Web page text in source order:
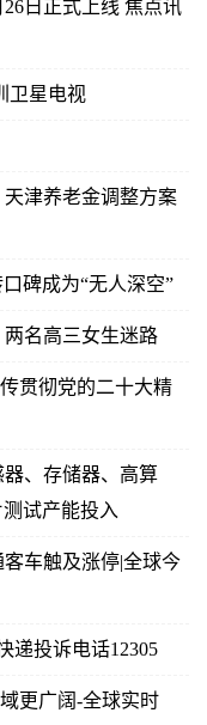
日正式上线 焦点讯
卫星电视
津养老金调整方案
碑成为“无人深空”
两名高三女生迷路
贯彻党的二十大精
、存储器、高算
试产能投入
车触及涨停|全球今
递投诉电话12305
更广阔-全球实时